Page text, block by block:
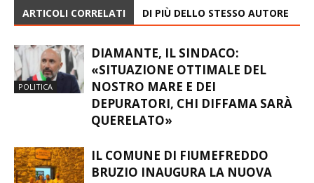
ARTICOLI CORRELATI DI PIÙ DELLO STESSO AUTORE
POLITICA
DIAMANTE, IL SINDACO:
«SITUAZIONE OTTIMALE DEL
NOSTRO MARE E DEI
DEPURATORI, CHI DIFFAMA SARÀ
QUERELATO»
IL COMUNE DI FIUMEFREDDO
BRUZIO INAUGURA LA NUOVA